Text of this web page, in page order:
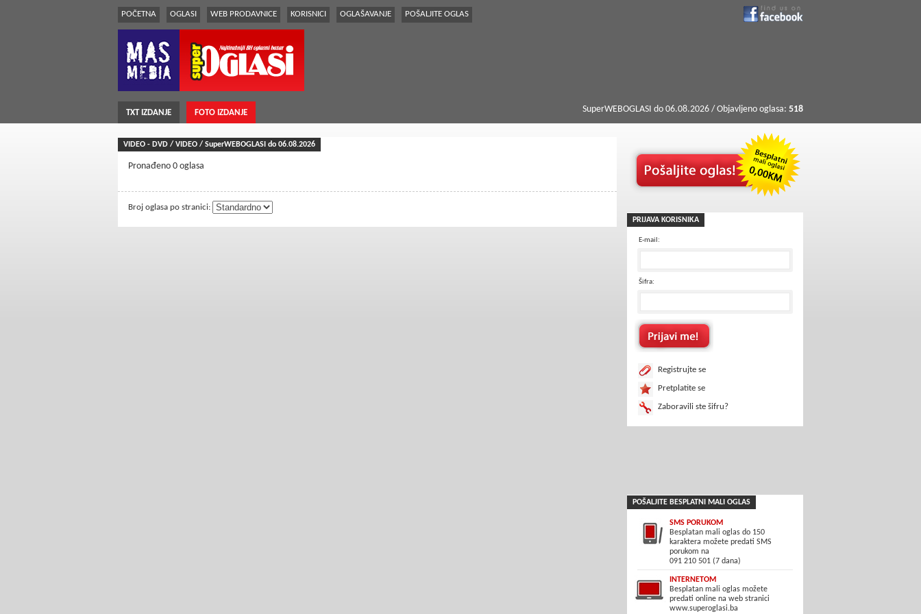
POČETNA OGLASI WEB PRODAVNICE KORISNICI OGLAŠAVANJE POŠALJITE OGLAS
TXT IZDANJE FOTO IZDANJE SuperWEBOGLASI do 06.08.2026 / Objavljeno oglasa: 518
VIDEO - DVD / VIDEO / SuperWEBOGLASI do 06.08.2026
Pronađeno 0 oglasa
Broj oglasa po stranici:
PRIJAVA KORISNIKA
E-mail:
Šifra:
Registrujte se
Pretplatite se
Zaboravili ste šifru?
POŠALJITE BESPLATNI MALI OGLAS
SMS PORUKOM
Besplatan mali oglas do 150
karaktera možete predati SMS
porukom na
091 210 501 (7 dana)
INTERNETOM
Besplatan mali oglas možete
predati online na web stranici
www.superoglasi.ba